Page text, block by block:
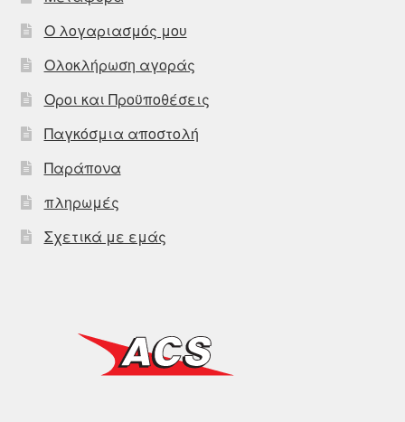
Ο λογαριασμός μου
Ολοκλήρωση αγοράς
Οροι και Προϋποθέσεις
Παγκόσμια αποστολή
Παράπονα
πληρωμές
Σχετικά με εμάς